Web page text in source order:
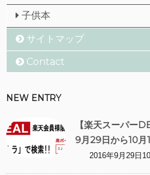
子供本
サイトマップ
Contact
NEW ENTRY
【楽天スーパー
9月29日から10月
2016年9月29日